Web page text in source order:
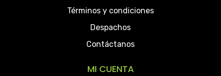
Términos y condiciones
Despachos
Contáctanos
MI CUENTA